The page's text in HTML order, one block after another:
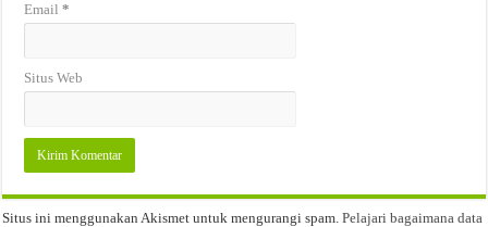
Email*
Situs Web
Situs ini menggunakan Akismet untuk mengurangi spam.Pelajari bagaimana data